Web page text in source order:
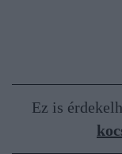
Ez is